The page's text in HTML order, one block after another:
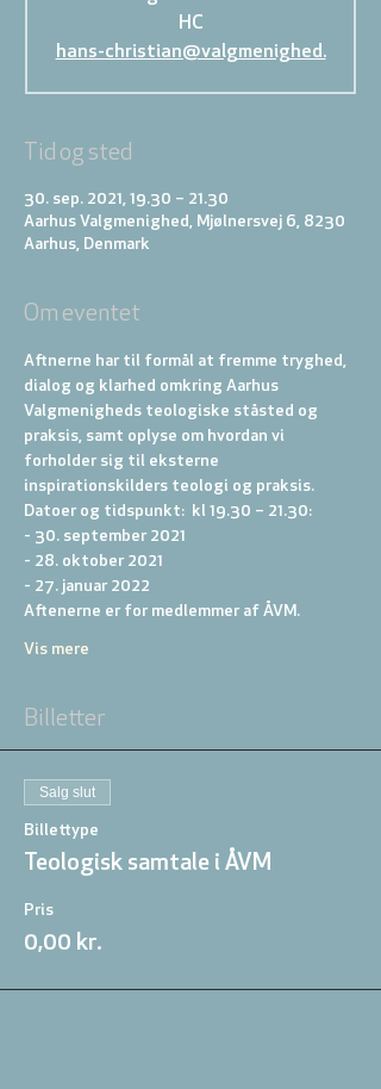
HC
hans-christian@valgmenighed.
Tid og sted
30. sep. 2021, 19.30 – 21.30
Aarhus Valgmenighed, Mjølnersvej 6, 8230
Aarhus, Denmark
Om eventet
Aftnerne har til formål at fremme tryghed,
dialog og klarhed omkring Aarhus
Valgmenigheds teologiske ståsted og
praksis, samt oplyse om hvordan vi
forholder sig til eksterne
inspirationskilders teologi og praksis.
Datoer og tidspunkt:  kl 19.30 – 21.30:
- 30. september 2021
- 28. oktober 2021
- 27. januar 2022
Aftenerne er for medlemmer af ÅVM.
Vis mere
Billetter
Salg slut
Billettype
Teologisk samtale i ÅVM
Pris
0,00 kr.